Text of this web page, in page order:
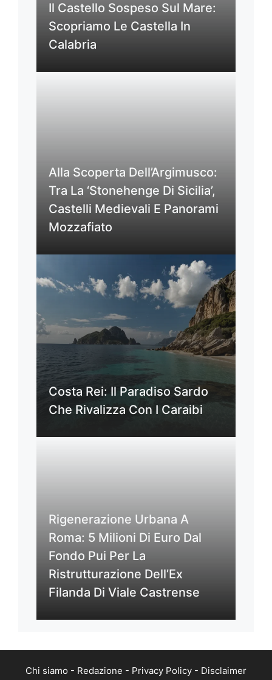
Il Castello Sospeso Sul Mare:
Scopriamo Le Castella In
Calabria
Alla Scoperta Dell’Argimusco:
Tra La ‘Stonehenge Di Sicilia’,
Castelli Medievali E Panorami
Mozzafiato
Costa Rei: Il Paradiso Sardo
Che Rivalizza Con I Caraibi
Rigenerazione Urbana A
Roma: 5 Milioni Di Euro Dal
Fondo Pui Per La
Ristrutturazione Dell’Ex
Filanda Di Viale Castrense
Chi siamo - Redazione - Privacy Policy - Disclaimer